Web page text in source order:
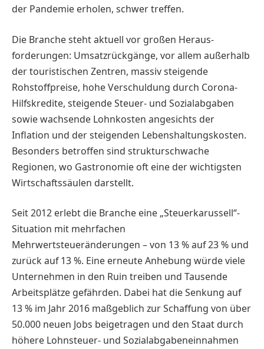
der Pandemie erholen, schwer treffen.
Die Branche steht aktuell vor großen Heraus­
forderungen: Umsatzrückgänge, vor allem außerhalb
der touristischen Zentren, massiv steigende
Rohstoffpreise, hohe Verschuldung durch Corona-
Hilfskredite, steigende Steuer- und Sozialabgaben
sowie wachsende Lohnkosten angesichts der
Inflation und der steigenden Lebenshaltungskosten.
Besonders betroffen sind strukturschwache
Regionen, wo Gastronomie oft eine der wichtigsten
Wirtschaftssäulen darstellt.
Seit 2012 erlebt die Branche eine „Steuer­karussell“-
Situation mit mehrfachen
Mehrwertsteueränderungen – von 13 % auf 23 % und
zurück auf 13 %. Eine erneute Anhebung würde viele
Unternehmen in den Ruin treiben und Tausende
Arbeitsplätze gefährden. Dabei hat die Senkung auf
13 % im Jahr 2016 maßgeblich zur Schaffung von über
50.000 neuen Jobs beigetragen und den Staat durch
höhere Lohnsteuer- und Sozialabgabeneinnahmen